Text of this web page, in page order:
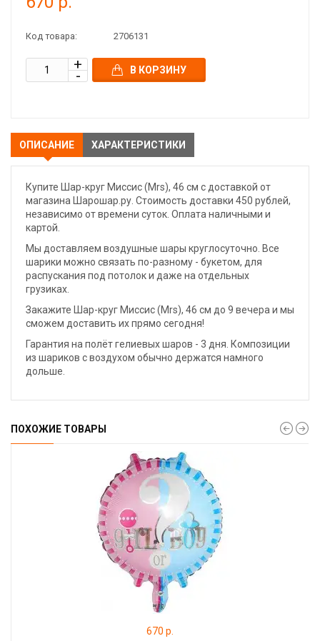
Код товара: 2706131
В КОРЗИНУ
ОПИСАНИЕ ХАРАКТЕРИСТИКИ
Купите Шар-круг Миссис (Mrs), 46 cм с доставкой от
магазина Шарошар.ру. Стоимость доставки 450 рублей,
независимо от времени суток. Оплата наличными и
картой.
Мы доставляем воздушные шары круглосуточно. Все
шарики можно связать по-разному - букетом, для
распускания под потолок и даже на отдельных
грузиках.
Закажите Шар-круг Миссис (Mrs), 46 cм до 9 вечера и мы
сможем доставить их прямо сегодня!
Гарантия на полёт гелиевых шаров - 3 дня. Композиции
из шариков с воздухом обычно держатся намного
дольше.
ПОХОЖИЕ ТОВАРЫ
670 р.